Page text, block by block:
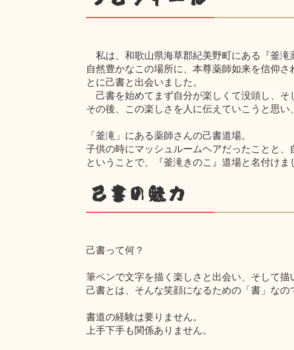
私は、和歌山県海草郡紀美野町にある『釜
自然豊かなこの場所に、本尊薬師如来を信仰
とに己書と出会いました。
己書を始めてまず自分が楽しくて没頭し、そ
その後、この楽しさを人に伝えていこうと思い
「釜滝」にある薬師さんの己書道場。
子供の時にマッシュルームヘアだったことと、
ということで、『釜滝きのこ』道場と名付けま
己書の魅力
己書って何？
筆ペンで文字を描く楽しさと出会い、そして描
己書とは、そんな笑顔になるための「書」なの
書道の経験は要りません。
上手下手も関係ありません。